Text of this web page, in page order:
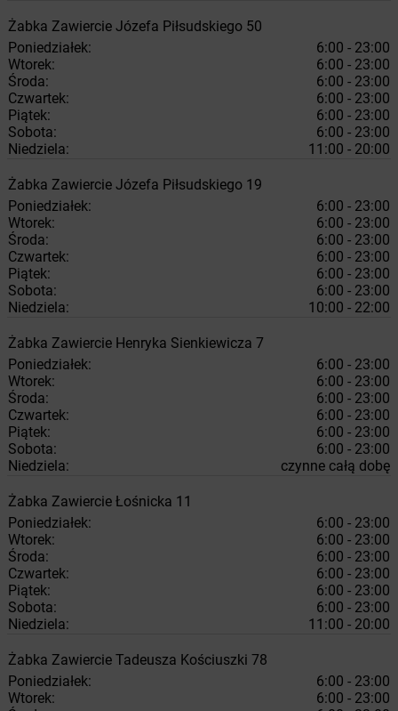
Żabka Zawiercie Józefa Piłsudskiego 50
Poniedziałek:
6:00 - 23:00
Wtorek:
6:00 - 23:00
Środa:
6:00 - 23:00
Czwartek:
6:00 - 23:00
Piątek:
6:00 - 23:00
Sobota:
6:00 - 23:00
Niedziela:
11:00 - 20:00
Żabka Zawiercie Józefa Piłsudskiego 19
Poniedziałek:
6:00 - 23:00
Wtorek:
6:00 - 23:00
Środa:
6:00 - 23:00
Czwartek:
6:00 - 23:00
Piątek:
6:00 - 23:00
Sobota:
6:00 - 23:00
Niedziela:
10:00 - 22:00
Żabka Zawiercie Henryka Sienkiewicza 7
Poniedziałek:
6:00 - 23:00
Wtorek:
6:00 - 23:00
Środa:
6:00 - 23:00
Czwartek:
6:00 - 23:00
Piątek:
6:00 - 23:00
Sobota:
6:00 - 23:00
Niedziela:
czynne całą dobę
Żabka Zawiercie Łośnicka 11
Poniedziałek:
6:00 - 23:00
Wtorek:
6:00 - 23:00
Środa:
6:00 - 23:00
Czwartek:
6:00 - 23:00
Piątek:
6:00 - 23:00
Sobota:
6:00 - 23:00
Niedziela:
11:00 - 20:00
Żabka Zawiercie Tadeusza Kościuszki 78
Poniedziałek:
6:00 - 23:00
Wtorek:
6:00 - 23:00